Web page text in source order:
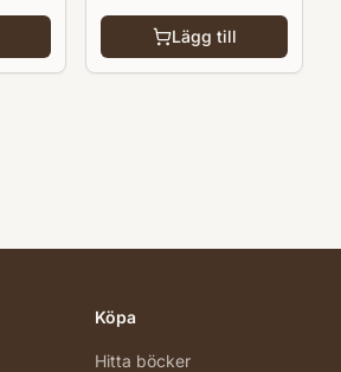
Lägg till
Köpa
Hitta böcker